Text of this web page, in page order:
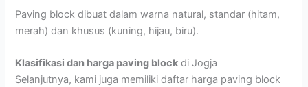
Paving block dibuat dalam warna natural, standar (hitam,
merah) dan khusus (kuning, hijau, biru).
Klasifikasi dan harga paving block di Jogja
Selanjutnya, kami juga memiliki daftar harga paving block